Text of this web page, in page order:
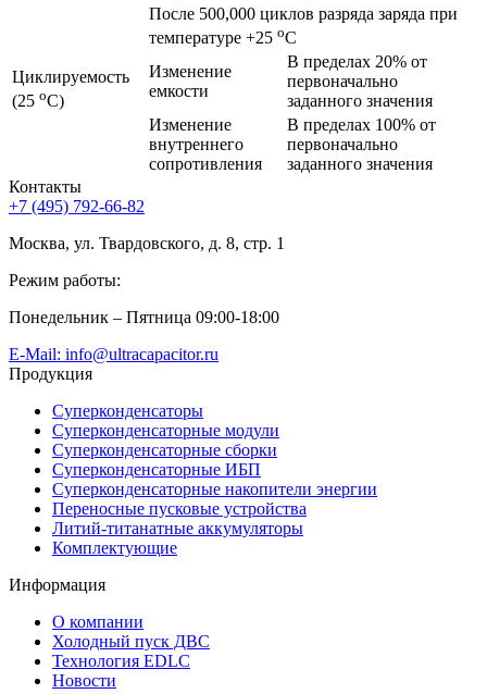
Циклируемость
(25 oC)
После 500,000 циклов разряда заряда при
температуре +25 oC
Изменение
емкости
В пределах 20% от
первоначально
заданного значения
Изменение
внутреннего
сопротивления
В пределах 100% от
первоначально
заданного значения
Контакты
+7 (495) 792-66-82
Москва, ул. Твардовского, д. 8, стр. 1
Режим работы:
Понедельник – Пятница 09:00-18:00
E-Mail: info@ultracapacitor.ru
Продукция
Суперконденсаторы
Суперконденсаторные модули
Суперконденсаторные сборки
Суперконденсаторные ИБП
Суперконденсаторные накопители энергии
Переносные пусковые устройства
Литий-титанатные аккумуляторы
Комплектующие
Информация
О компании
Холодный пуск ДВС
Технология EDLC
Новости